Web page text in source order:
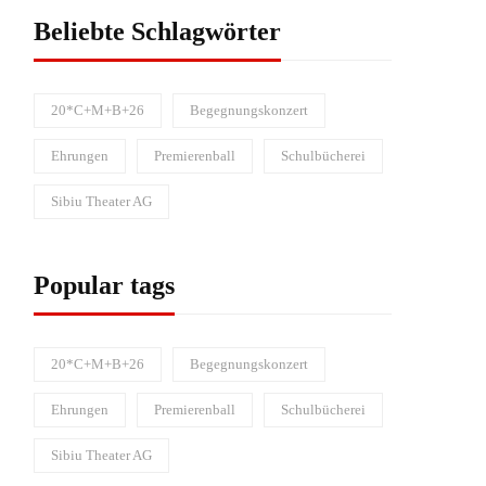
Beliebte Schlagwörter
20*C+M+B+26 Begegnungskonzert
Ehrungen Premierenball Schulbücherei
Sibiu Theater AG
Popular tags
20*C+M+B+26 Begegnungskonzert
Ehrungen Premierenball Schulbücherei
Sibiu Theater AG